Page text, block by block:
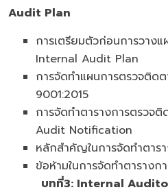
Audit Plan
การเตรียมตัวก่อนการวาง
Internal Audit Plan
การจัดทำแผนการตรวจติด
9001:2015
การจัดทำตารางการตรวจ
Audit Notification
หลักสำคัญในการจัดทำตาร
ข้อห้ามในการจัดทำตารางก
บทที่3: Internal